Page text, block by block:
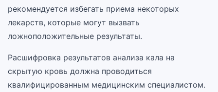
рекомендуется избегать приема некоторых
лекарств, которые могут вызвать
ложноположительные результаты.
Расшифровка результатов анализа кала на
скрытую кровь должна проводиться
квалифицированным медицинским специалистом.